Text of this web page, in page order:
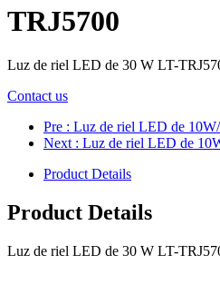
TRJ5700
Luz de riel LED de 30 W LT-
Contact us
Pre : Luz de riel LED de
Next : Luz de riel LED de
Product Details
Product Details
Luz de riel LED de 30 W LT-